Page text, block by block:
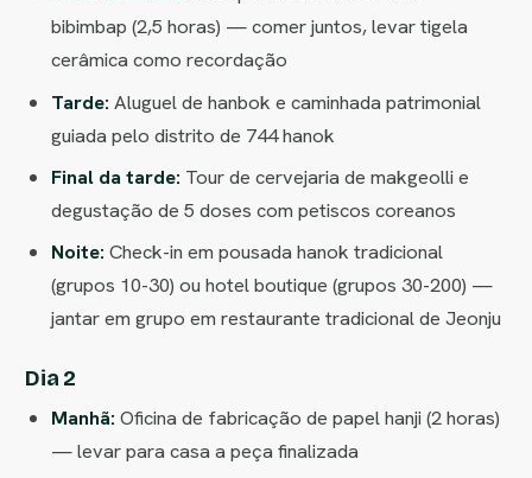
bibimbap (2,5 horas) — comer juntos, levar tigela
cerâmica como recordação
Tarde: Aluguel de hanbok e caminhada patrimonial
guiada pelo distrito de 744 hanok
Final da tarde: Tour de cervejaria de makgeolli e
degustação de 5 doses com petiscos coreanos
Noite: Check-in em pousada hanok tradicional
(grupos 10-30) ou hotel boutique (grupos 30-200) —
jantar em grupo em restaurante tradicional de Jeonju
Dia 2
Manhã: Oficina de fabricação de papel hanji (2 horas)
— levar para casa a peça finalizada